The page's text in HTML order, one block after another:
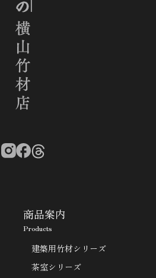
商品案内
Products
建築用竹材シリーズ
茶室シリーズ